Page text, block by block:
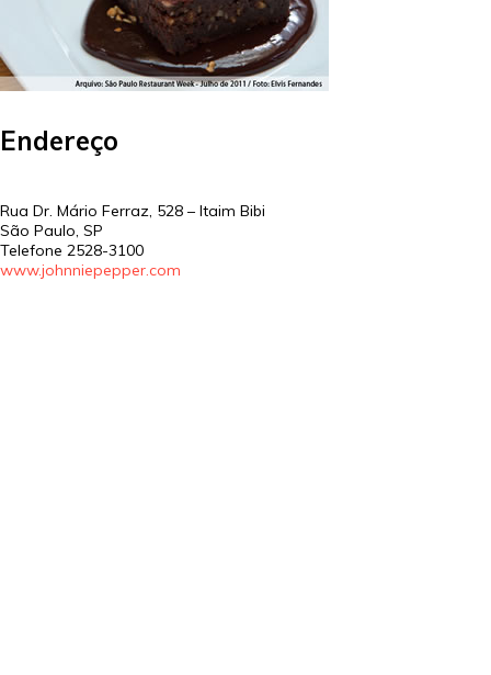
Endereço
Rua Dr. Mário Ferraz, 528 – Itaim Bibi
São Paulo, SP
Telefone 2528-3100
www.johnniepepper.com